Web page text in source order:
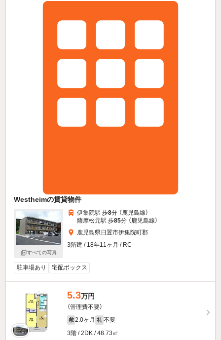
Westheimの賃貸物件
すべての写真
伊集院駅 歩8分 （鹿児島線）
薩摩松元駅 歩85分 （鹿児島線）
鹿児島県日置市伊集院町郡
3階建 / 18年11ヶ月 / RC
駐車場あり 宅配ボックス
5.3万円
（管理費不要）
敷 2.0ヶ月 礼 不要
3階 / 2DK / 48.73㎡